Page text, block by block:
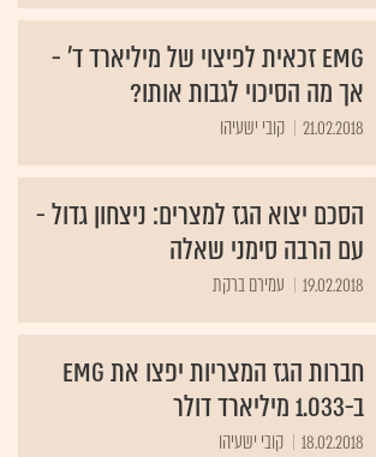
EMG זכאית לפיצוי של מיליארד ד' -
אך מה הסיכוי לגבות אותו?
21.02.2018 קובי ישעיהו
הסכם יצוא הגז למצרים: ניצחון גדול -
עם הרבה סימני שאלה
19.02.2018 עמירם ברקת
חברות הגז המצריות יפצו את EMG
ב-1.033 מיליארד דולר
18.02.2018 קובי ישעיהו